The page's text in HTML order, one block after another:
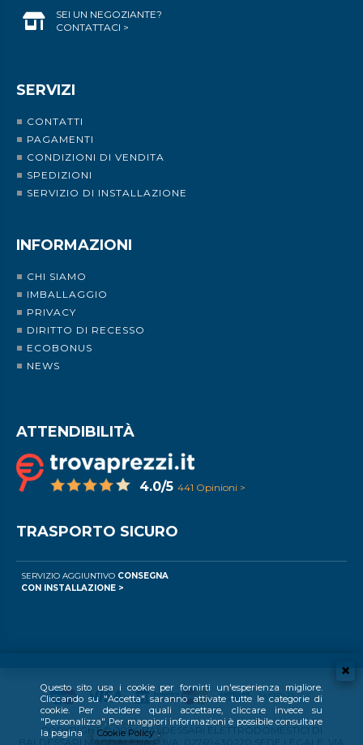
Questo sito usa i cookie per fornirti un'esperienza migliore.
Cliccando su "Accetta" saranno attivate tutte le categorie di
cookie. Per decidere quali accettare, cliccare invece su
"Personalizza". Per maggiori informazioni è possibile consultare
la pagina
Cookie Policy .
SEI UN NEGOZIANTE?
CONTATTACI >
SERVIZI
CONTATTI
PAGAMENTI
CONDIZIONI DI VENDITA
SPEDIZIONI
SERVIZIO DI INSTALLAZIONE
INFORMAZIONI
CHI SIAMO
IMBALLAGGIO
PRIVACY
DIRITTO DI RECESSO
ECOBONUS
NEWS
ATTENDIBILITÀ
4.0/5 441 Opinioni >
TRASPORTO SICURO
SERVIZIO AGGIUNTIVO CONSEGNA
CON INSTALLAZIONE >
COPYRIGHT © 2024 BALDESSARI ELETTRODOMESTICI DI
BALDESSARI MAGDALENA P.IVA: 02769430220 SEDE LEGALE: VIA